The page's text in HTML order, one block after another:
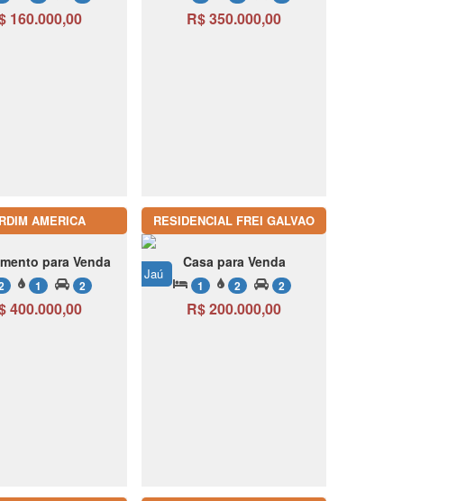
160.000,00 R$ 350.000,00
AMERICA
para Venda
1 2
400.000,00
RESIDENCIAL FREI GALVAO
Jaú
Casa para Venda
1 2 2
R$ 200.000,00